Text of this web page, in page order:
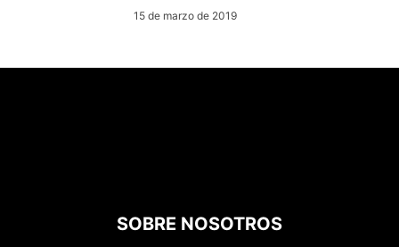
15 de marzo de 2019
SOBRE NOSOTROS